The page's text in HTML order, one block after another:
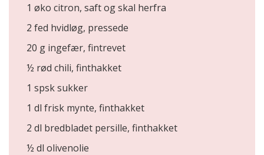
1 øko citron, saft og skal herfra
2 fed hvidløg, pressede
20 g ingefær, fintrevet
½ rød chili, finthakket
1 spsk sukker
1 dl frisk mynte, finthakket
2 dl bredbladet persille, finthakket
½ dl olivenolie